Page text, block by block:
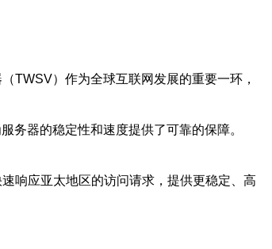
TWSV）作为全球互联网发展的重要一环，
务器的稳定性和速度提供了可靠的保障。
响应亚太地区的访问请求，提供更稳定、高